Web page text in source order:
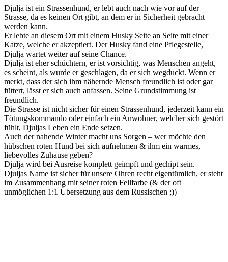
Djulja ist ein Strassenhund, er lebt auch nach wie vor auf der
Strasse, da es keinen Ort gibt, an dem er in Sicherheit gebracht
werden kann.
Er lebte an diesem Ort mit einem Husky Seite an Seite mit einer
Katze, welche er akzeptiert. Der Husky fand eine Pflegestelle,
Djulja wartet weiter auf seine Chance.
Djulja ist eher schüchtern, er ist vorsichtig, was Menschen angeht,
es scheint, als wurde er geschlagen, da er sich wegduckt. Wenn er
merkt, dass der sich ihm nähernde Mensch freundlich ist oder gar
füttert, lässt er sich auch anfassen. Seine Grundstimmung ist
freundlich.
Die Strasse ist nicht sicher für einen Strassenhund, jederzeit kann ein
Tötungskommando oder einfach ein Anwohner, welcher sich gestört
fühlt, Djuljas Leben ein Ende setzen.
Auch der nahende Winter macht uns Sorgen – wer möchte den
hübschen roten Hund bei sich aufnehmen & ihm ein warmes,
liebevolles Zuhause geben?
Djulja wird bei Ausreise komplett geimpft und gechipt sein.
Djuljas Name ist sicher für unsere Ohren recht eigentümlich, er steht
im Zusammenhang mit seiner roten Fellfarbe (& der oft
unmöglichen 1:1 Übersetzung aus dem Russischen ;))